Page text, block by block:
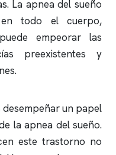
La apnea del sueño
en todo el cuerpo,
empeorar las
preexistentes y
un papel
la apnea del sueño.
este trastorno no